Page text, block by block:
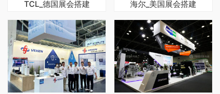
TCL_德国展会搭建 海尔_美国展会搭建